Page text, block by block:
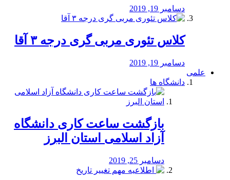
دسامبر 19, 2019
کلاس تئوری مربی گری درجه ۳ آقا
دسامبر 19, 2019
علمی
دانشگاه ها
بازگشت ساعت کاری دانشگاه
آزاد اسلامی استان البرز
دسامبر 25, 2019